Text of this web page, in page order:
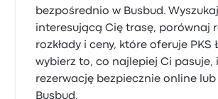
bezpośrednio w Busbud. Wyszukaj
interesującą Cię trasę, porównaj
rozkłady i ceny, które oferuje PKS
wybierz to, co najlepiej Ci pasuje,
rezerwację bezpiecznie online
Busbud.